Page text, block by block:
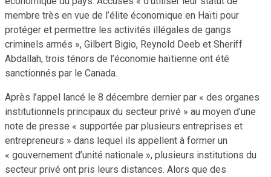
membre très en vue de l’élite économique en Haïti pour
protéger et permettre les activités illégales de gangs
criminels armés », Gilbert Bigio, Reynold Deeb et Sheriff
Abdallah, trois ténors de l’économie haïtienne ont été
sanctionnés par le Canada.
Après l’appel lancé le 8 décembre dernier par « des organes
institutionnels principaux du secteur privé » au moyen d’une
note de presse « supportée par plusieurs entreprises et
entrepreneurs » dans lequel ils appellent à former un
« gouvernement d’unité nationale », plusieurs institutions du
secteur privé ont pris leurs distances. Alors que des